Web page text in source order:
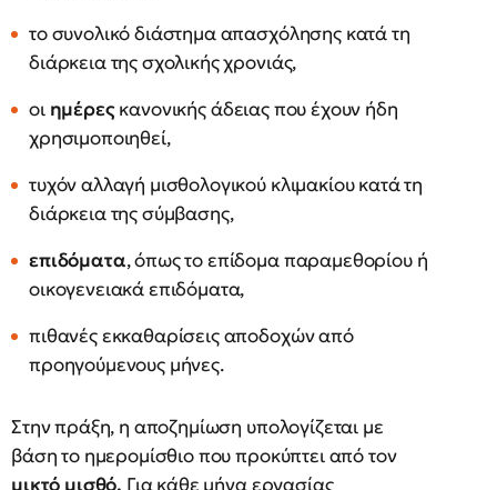
το συνολικό διάστημα απασχόλησης κατά τη
διάρκεια της σχολικής χρονιάς,
οι ημέρεςκανονικής άδειας που έχουν ήδη
χρησιμοποιηθεί,
τυχόν αλλαγή μισθολογικού κλιμακίου κατά τη
διάρκεια της σύμβασης,
επιδόματα, όπως το επίδομα παραμεθορίου ή
οικογενειακά επιδόματα,
πιθανές εκκαθαρίσεις αποδοχών από
προηγούμενους μήνες.
Στην πράξη, η αποζημίωση υπολογίζεται με
βάση το ημερομίσθιο που προκύπτει από τον
μικτό μισθό. Για κάθε μήνα εργασίας